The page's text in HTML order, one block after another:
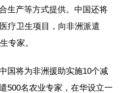
生产等方式提供。中国还将
疗卫生项目，向非洲派遣
专家。
国将为非洲援助实施10个减
500名农业专家，在华设立一